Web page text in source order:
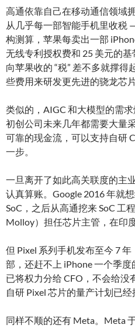
高通依靠自己在移动通信领域
从几乎每一部智能手机里收税
构测算，苹果每卖出一部
无线专利授权费和 25 美元的
向苹果收的 “税” 差不多就撑
些费用来研发更先进的骁龙芯
类似的，AIGC 和大模型的需
初创公司未来几年都需要大量
可靠的现金流，可以支持自研
一步。
一旦离开了如此高关联度的主
认真算账。Google 2016 年就
SoC，之后从高通挖来 SoC 工
Molloy）担任芯片主管，在印
但 Pixel 系列手机发布至今 7
部，还赶不上 iPhone 一个季
已将权力分给 CFO，不会给没
自研 Pixel 芯片的量产计划已经
同样不顺的还有 Meta。Meta